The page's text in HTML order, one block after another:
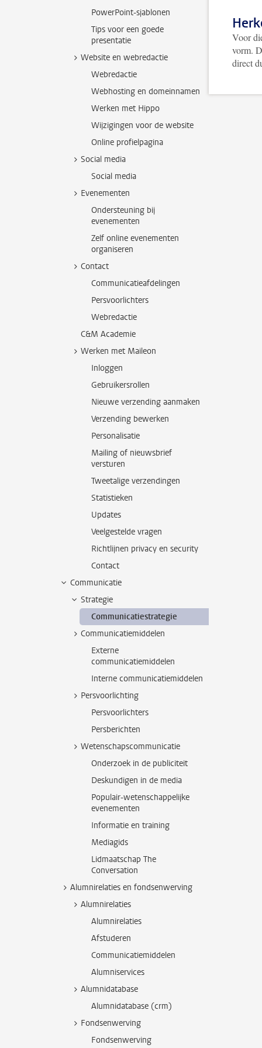
PowerPoint-sjablonen
Tips voor een goede
presentatie
Website en webredactie
Webredactie
Webhosting en domeinnamen
Werken met Hippo
Wijzigingen voor de website
Online profielpagina
Social media
Social media
Evenementen
Ondersteuning bij
evenementen
Zelf online evenementen
organiseren
Contact
Communicatieafdelingen
Persvoorlichters
Webredactie
C&M Academie
Werken met Maileon
Inloggen
Gebruikersrollen
Nieuwe verzending aanmaken
Verzending bewerken
Personalisatie
Mailing of nieuwsbrief
versturen
Tweetalige verzendingen
Statistieken
Updates
Veelgestelde vragen
Richtlijnen privacy en security
Contact
Communicatie
Strategie
Communicatiestrategie
Communicatiemiddelen
Externe
communicatiemiddelen
Interne communicatiemiddelen
Persvoorlichting
Persvoorlichters
Persberichten
Wetenschapscommunicatie
Onderzoek in de publiciteit
Deskundigen in de media
Populair-wetenschappelijke
evenementen
Informatie en training
Mediagids
Lidmaatschap The
Conversation
Alumnirelaties en fondsenwerving
Alumnirelaties
Alumnirelaties
Afstuderen
Communicatiemiddelen
Alumniservices
Alumnidatabase
Alumnidatabase (crm)
Fondsenwerving
Fondsenwerving
Voor
vorm.
direct